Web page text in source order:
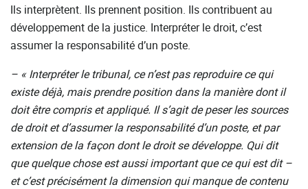
Ils interprètent. Ils prennent position. Ils contribuent au
développement de la justice. Interpréter le droit, c’est
assumer la responsabilité d’un poste.
– « Interpréter le tribunal, ce n’est pas reproduire ce qui
existe déjà, mais prendre position dans la manière dont il
doit être compris et appliqué. Il s’agit de peser les sources
de droit et d’assumer la responsabilité d’un poste, et par
extension de la façon dont le droit se développe. Qui dit
que quelque chose est aussi important que ce qui est dit –
et c’est précisément la dimension qui manque de contenu